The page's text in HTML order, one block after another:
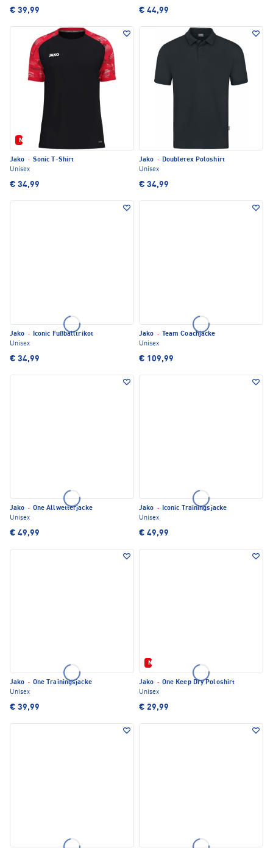
€ 39,99 € 44,99
Neu
Jako · Sonic T-Shirt
Unisex
€ 34,99
Jako · Doubletex Poloshirt
Unisex
€ 34,99
Jako · Iconic Fußballtrikot
Unisex
€ 34,99
Jako ·
Team Coachjacke
Unisex
€ 109,99
Jako · One Allwetterjacke
Unisex
€ 49,99
Jako · Iconic Trainingsjacke
Unisex
€ 49,99
Jako · One Trainingsjacke
Unisex
€ 39,99
Neu
Jako · One Keep Dry Poloshirt
Unisex
€ 29,99